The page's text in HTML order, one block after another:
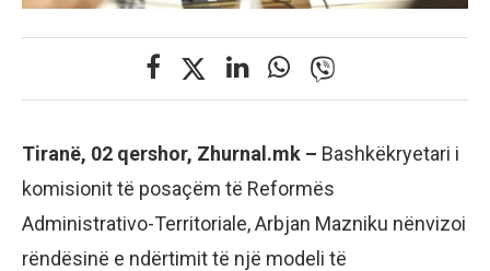
Tiranë, 02 qershor, Zhurnal.mk – Bashkëkryetari i
komisionit të posaçëm të Reformës
Administrativo-Territoriale, Arbjan Mazniku nënvizoi
rëndësinë e ndërtimit të një modeli të